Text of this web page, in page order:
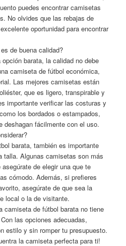
puedes encontrar camisetas
No olvides que las rebajas de
oportunidad para encontrar
de buena calidad?
barata, la calidad no debe
camiseta de fútbol económica,
Las mejores camisetas están
que es ligero, transpirable y
importante verificar las costuras y
los bordados o estampados,
deshagan fácilmente con el uso.
barata, también es importante
talla. Algunas camisetas son más
de elegir una que te
cómodo. Además, si prefieres
asegúrate de que sea la
local o la de visitante.
camiseta de fútbol barata no tiene
las opciones adecuadas,
estilo y sin romper tu presupuesto.
la camiseta perfecta para ti!